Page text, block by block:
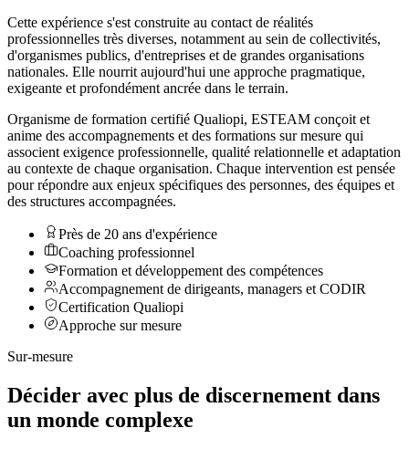
Cette expérience s'est construite au contact de réalités
professionnelles très diverses, notamment au sein de collectivités,
d'organismes publics, d'entreprises et de grandes organisations
nationales. Elle nourrit aujourd'hui une approche pragmatique,
exigeante et profondément ancrée dans le terrain.
Organisme de formation certifié Qualiopi, ESTEAM conçoit et
anime des accompagnements et des formations sur mesure qui
associent exigence professionnelle, qualité relationnelle et adaptation
au contexte de chaque organisation. Chaque intervention est pensée
pour répondre aux enjeux spécifiques des personnes, des équipes et
des structures accompagnées.
Près de 20 ans d'expérience
Coaching professionnel
Formation et développement des compétences
Accompagnement de dirigeants, managers et CODIR
Certification Qualiopi
Approche sur mesure
Sur-mesure
Décider avec plus de discernement dans
un monde complexe